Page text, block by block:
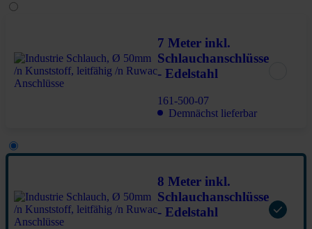
7 Meter inkl.
Schlauchanschlüsse
- Edelstahl
161-500-07
Demnächst lieferbar
8 Meter inkl.
Schlauchanschlüsse
- Edelstahl